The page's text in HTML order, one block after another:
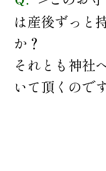
は産後ずっと
か？
それとも神社
いて頂くので